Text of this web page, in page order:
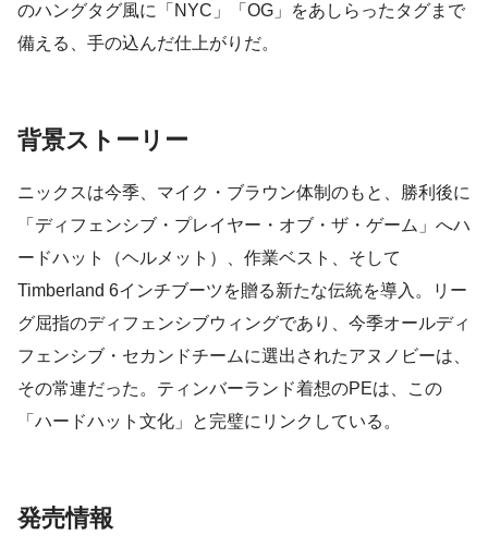
のハングタグ風に「NYC」「OG」をあしらったタグまで
備える、手の込んだ仕上がりだ。
背景ストーリー
ニックスは今季、マイク・ブラウン体制のもと、勝利後に
「ディフェンシブ・プレイヤー・オブ・ザ・ゲーム」へハ
ードハット（ヘルメット）、作業ベスト、そして
Timberland 6インチブーツを贈る新たな伝統を導入。リー
グ屈指のディフェンシブウィングであり、今季オールディ
フェンシブ・セカンドチームに選出されたアヌノビーは、
その常連だった。ティンバーランド着想のPEは、この
「ハードハット文化」と完璧にリンクしている。
発売情報